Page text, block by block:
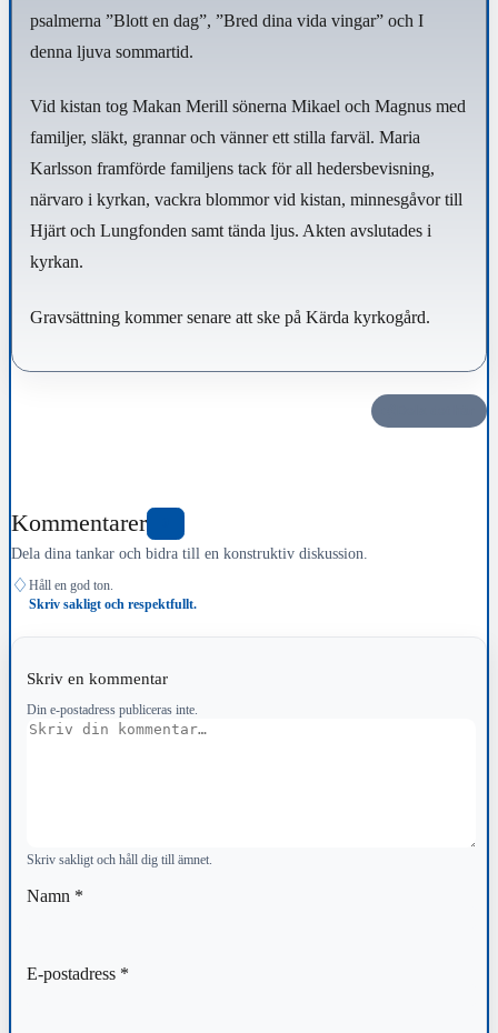
psalmerna ”Blott en dag”, ”Bred dina vida vingar” och I
denna ljuva sommartid.
Vid kistan tog Makan Merill sönerna Mikael och Magnus med
familjer, släkt, grannar och vänner ett stilla farväl. Maria
Karlsson framförde familjens tack för all hedersbevisning,
närvaro i kyrkan, vackra blommor vid kistan, minnesgåvor till
Hjärt och Lungfonden samt tända ljus. Akten avslutades i
kyrkan.
Gravsättning kommer senare att ske på Kärda kyrkogård.
Kommentarer
Dela dina tankar och bidra till en konstruktiv diskussion.
♢ Håll en god ton.
Skriv sakligt och respektfullt.
Skriv en kommentar
Din e-postadress publiceras inte.
Kommentar
Skriv sakligt och håll dig till ämnet.
Namn *
E-postadress *